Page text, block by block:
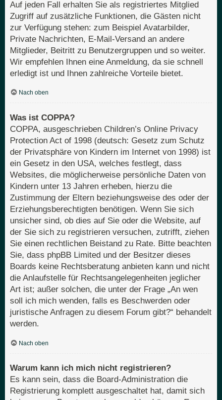
Auf jeden Fall erhalten Sie als registriertes Mitglied
Zugriff auf zusätzliche Funktionen, die Gästen nicht
zur Verfügung stehen: zum Beispiel Avatarbilder,
Private Nachrichten, E-Mail-Versand an andere
Mitglieder, Beitritt zu Benutzergruppen und so weiter.
Wir empfehlen Ihnen eine Anmeldung, da sie schnell
erledigt ist und Ihnen zahlreiche Vorteile bietet.
Nach oben
Was ist COPPA?
COPPA, ausgeschrieben Children’s Online Privacy
Protection Act of 1998 (deutsch: Gesetz zum Schutz
der Privatsphäre von Kindern im Internet von 1998) ist
ein Gesetz in den USA, welches festlegt, dass
Websites, die möglicherweise persönliche Daten von
Kindern unter 13 Jahren erheben, hierzu die
Zustimmung der Eltern beziehungsweise des oder der
Erziehungsberechtigten benötigen. Wenn Sie sich
unsicher sind, ob dies auf Sie oder die Website, auf
der Sie sich zu registrieren versuchen, zutrifft, ziehen
Sie einen rechtlichen Beistand zu Rate. Bitte beachten
Sie, dass phpBB Limited und der Besitzer dieses
Boards keine Rechtsberatung anbieten kann und nicht
die Anlaufstelle für Rechtsangelegenheiten jeglicher
Art ist; außer solchen, die unter der Frage „An wen
soll ich mich wenden, falls es Beschwerden oder
juristische Anfragen zu diesem Forum gibt?“ behandelt
werden.
Nach oben
Warum kann ich mich nicht registrieren?
Es kann sein, dass die Board-Administration die
Registrierung komplett ausgeschaltet hat, damit sich